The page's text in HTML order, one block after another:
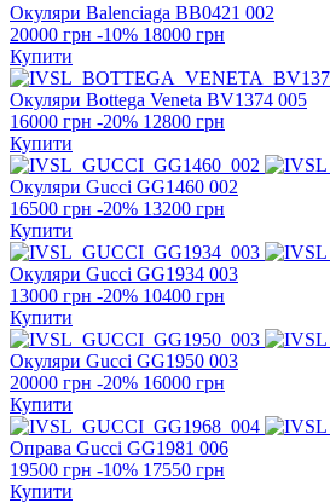
Окуляри Balenciaga BB0421 002
20000 грн -10% 18000 грн
Купити
Окуляри Bottega Veneta BV1374 005
16000 грн -20% 12800 грн
Купити
Окуляри Gucci GG1460 002
16500 грн -20% 13200 грн
Купити
Окуляри Gucci GG1934 003
13000 грн -20% 10400 грн
Купити
Окуляри Gucci GG1950 003
20000 грн -20% 16000 грн
Купити
Оправа Gucci GG1981 006
19500 грн -10% 17550 грн
Купити